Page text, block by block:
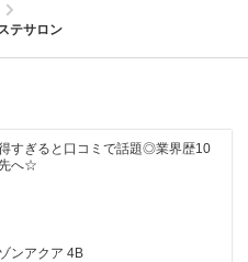
テサロン
すぎると口コミで話題◎業界歴10
へ☆
ンアクア 4B